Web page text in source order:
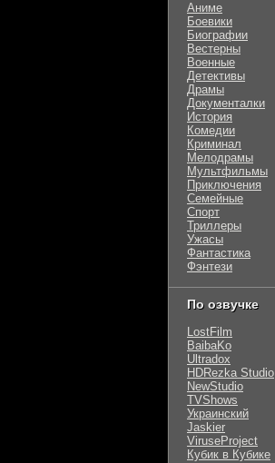
Аниме
Боевики
Биографии
Вестерны
Военные
Детективы
Драмы
Документалки
История
Комедии
Криминал
Мелодрамы
Мультфильмы
Приключения
Семейные
Спорт
Триллеры
Ужасы
Фантастика
Фэнтези
По озвучке
LostFilm
BaibaKo
Ultradox
HDRezka Studio
NewStudio
TVShows
Украинский
Jaskier
ViruseProject
Кубик в Кубике